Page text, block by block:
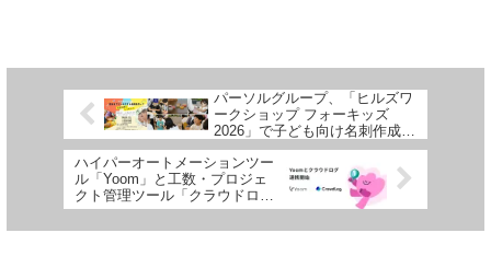
パーソルグループ、「ヒルズワ
ークショップ フォーキッズ
2026」で子ども向け名刺作成・
交換ワークショップを開催
ハイパーオートメーションツー
ル「Yoom」と工数・プロジェ
クト管理ツール「クラウドロ
グ」がAPI連携を開始